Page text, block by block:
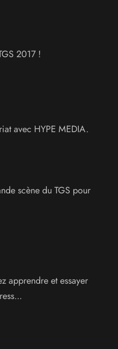
2017 !
avec HYPE MEDIA.
scène du TGS pour
apprendre et essayer